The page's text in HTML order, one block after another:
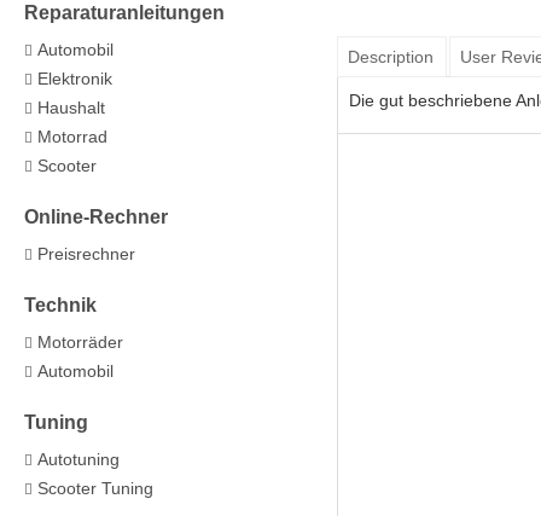
Description User
Die gut beschriebene
Reparaturanleitungen
Automobil
Elektronik
Haushalt
Motorrad
Scooter
Online-Rechner
Preisrechner
Technik
Motorräder
Automobil
Tuning
Autotuning
Scooter Tuning